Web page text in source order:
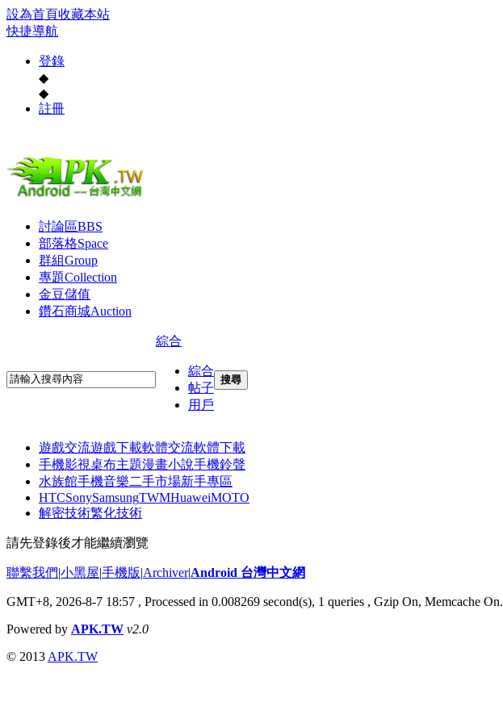
設為首頁收藏本站
快捷導航
登錄
◆
◆
註冊
討論區BBS
部落格Space
群組Group
專題Collection
金豆儲值
鑽石商城Auction
綜合
綜合
帖子
用戶
搜尋
遊戲交流遊戲下載軟體交流軟體下載
手機影視桌布主題漫畫小說手機鈴聲
水族館手機音樂二手市場新手專區
HTCSonySamsungTWMHuaweiMOTO
解密技術繁化技術
請先登錄後才能繼續瀏覽
聯繫我們|小黑屋|手機版|Archiver|Android 台灣中文網
GMT+8, 2026-8-7 18:57 , Processed in 0.008269 second(s), 1 queries , Gzip On, Memcache On.
Powered by APK.TW v2.0
© 2013 APK.TW